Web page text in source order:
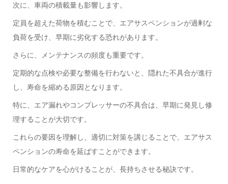
次に、車両の積載量も影響します。
定員を超えた荷物を積むことで、エアサスペンションが過剰な
負荷を受け、早期に劣化する恐れがあります。
さらに、メンテナンスの頻度も重要です。
定期的な点検や必要な整備を行わないと、隠れた不具合が進行
し、寿命を縮める原因となります。
特に、エア漏れやコンプレッサーの不具合は、早期に発見し修
理することが大切です。
これらの要因を理解し、適切に対策を講じることで、エアサス
ペンションの寿命を延ばすことができます。
日常的なケアを心がけることが、長持ちさせる秘訣です。